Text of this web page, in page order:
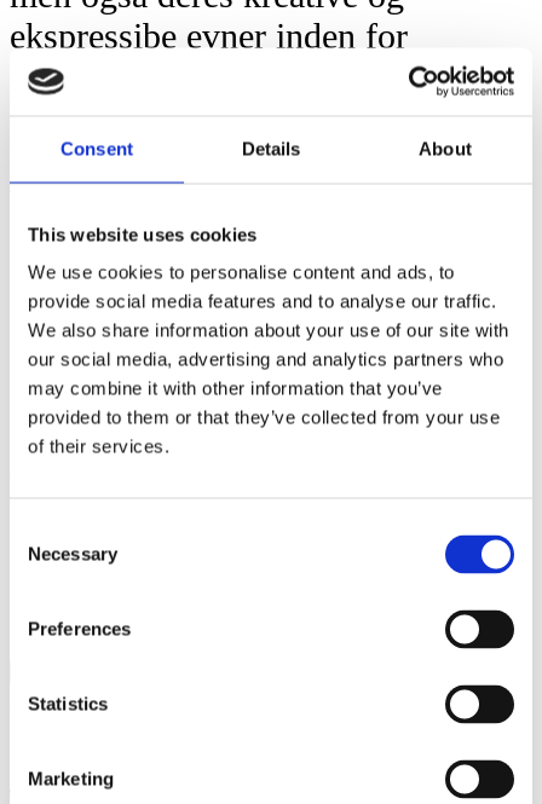
Consent Details About
This website uses cookies
We use cookies to personalise content and ads, to
provide social media features and to analyse our traffic.
We also share information about your use of our site with
our social media, advertising and analytics partners who
may combine it with other information that you’ve
provided to them or that they’ve collected from your use
of their services.
Selection
Necessary
Preferences
Statistics
Marketing
ekspressibe evner inden for
freestyle.
Emner, som berøres i
workshoppen, er Groove, Flow,
Concept, Texture og Structure, som
alle vil blive udforsket af de
deltagende gennem linsen af
Kevins bevægelsesfilosofi.
Sammen med Kevin vil deltagerne
Hop Freestyle, i en søgen efter at
Kunstner